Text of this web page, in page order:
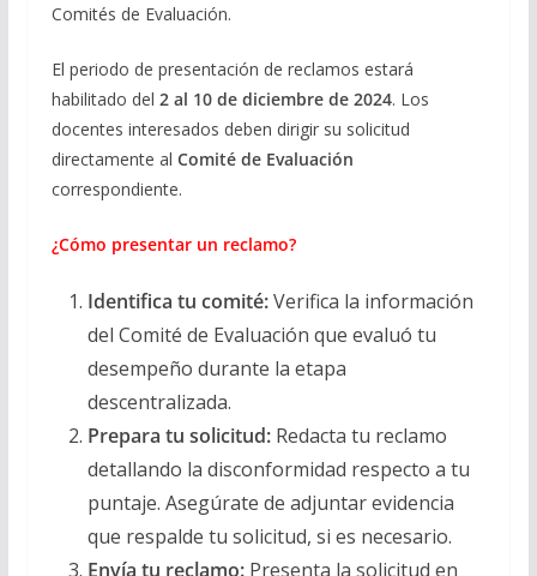
Comités de Evaluación.
El periodo de presentación de reclamos estará
habilitado del 2 al 10 de diciembre de 2024. Los
docentes interesados deben dirigir su solicitud
directamente al Comité de Evaluación
correspondiente.
¿Cómo presentar un reclamo?
Identifica tu comité:Verifica la información
del Comité de Evaluación que evaluó tu
desempeño durante la etapa
descentralizada.
Prepara tu solicitud:Redacta tu reclamo
detallando la disconformidad respecto a tu
puntaje. Asegúrate de adjuntar evidencia
que respalde tu solicitud, si es necesario.
Envía tu reclamo:Presenta la solicitud en